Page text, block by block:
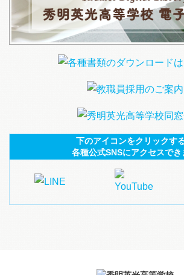
下のアイコンをクリックす
各種公式SNSにアクセスでき